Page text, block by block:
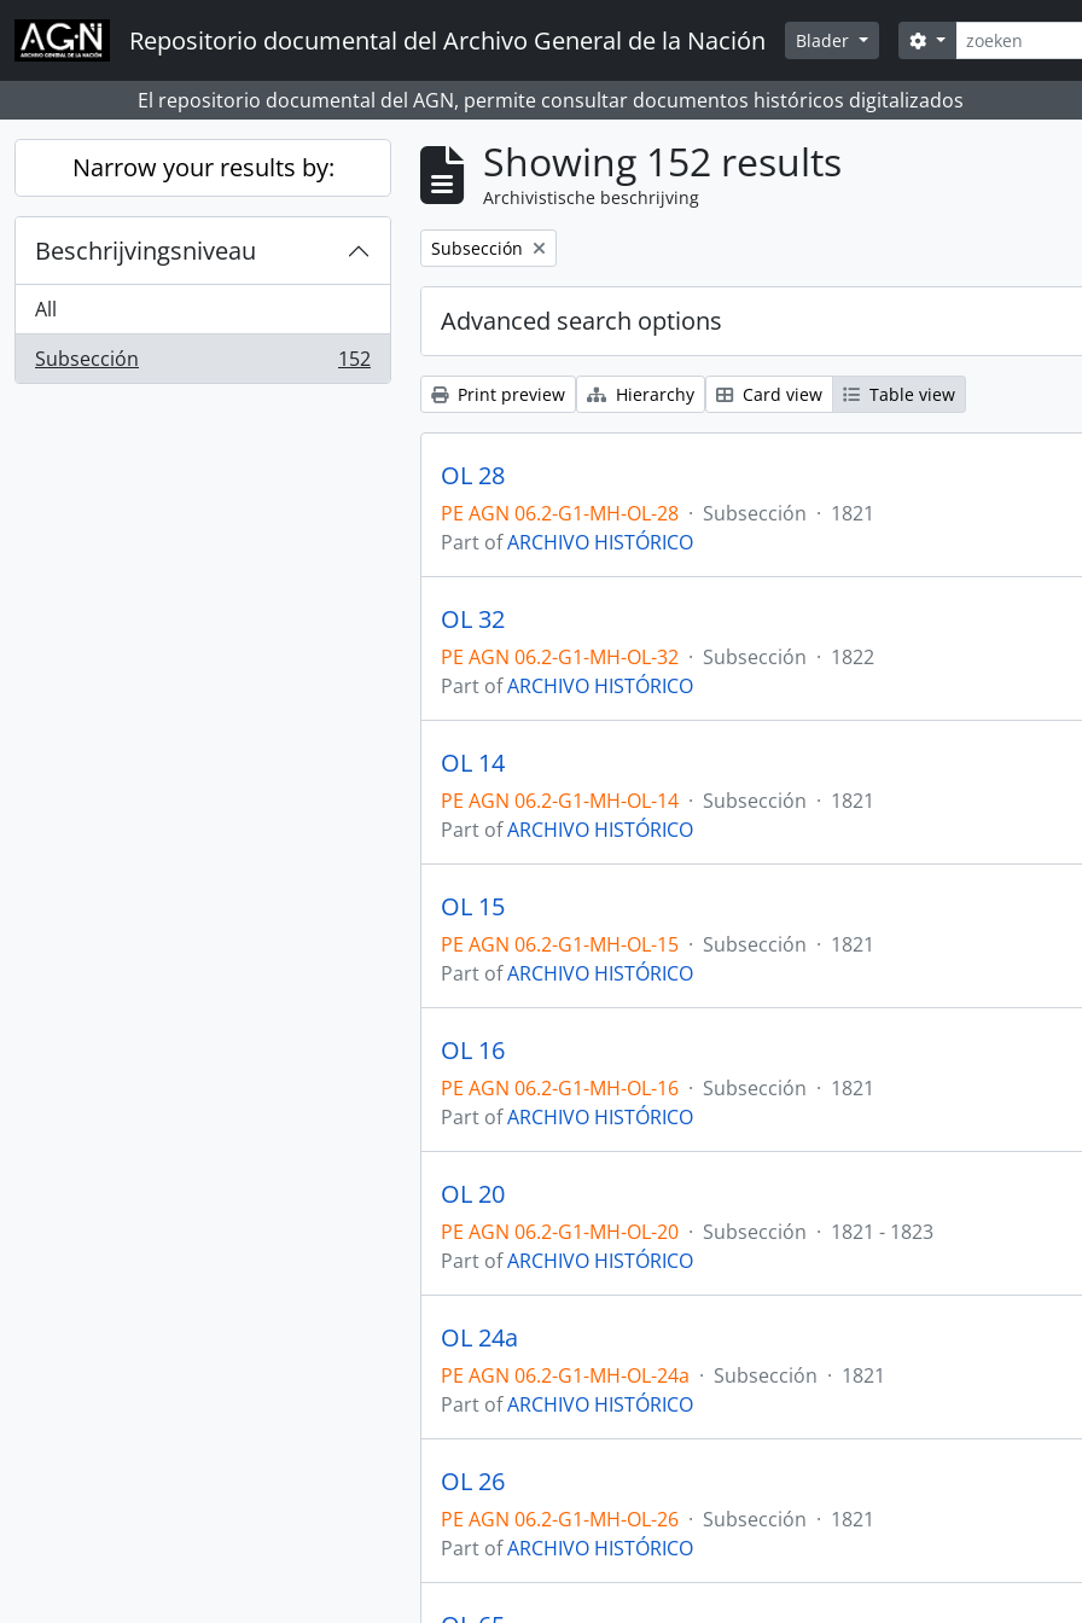
Skip to main content
Repositorio documental del Archivo General de la Nación Blader zoeken
Search options
El repositorio documental del AGN, permite consultar documentos históricos digitalizados
Narrow your results by:
Beschrijvingsniveau
All
Subsección
, 152 results 152
Showing 152 results
Archivistische beschrijving
Remove filter:
Subsección
Advanced search options
Print preview Hierarchy Card view Table view
OL 28
PE AGN 06.2-G1-MH-OL-28 · Subsección · 1821
Part ofARCHIVO HISTÓRICO
OL 32
PE AGN 06.2-G1-MH-OL-32 · Subsección · 1822
Part ofARCHIVO HISTÓRICO
OL 14
PE AGN 06.2-G1-MH-OL-14 · Subsección · 1821
Part ofARCHIVO HISTÓRICO
OL 15
PE AGN 06.2-G1-MH-OL-15 · Subsección · 1821
Part ofARCHIVO HISTÓRICO
OL 16
PE AGN 06.2-G1-MH-OL-16 · Subsección · 1821
Part ofARCHIVO HISTÓRICO
OL 20
PE AGN 06.2-G1-MH-OL-20 · Subsección · 1821 - 1823
Part ofARCHIVO HISTÓRICO
OL 24a
PE AGN 06.2-G1-MH-OL-24a · Subsección · 1821
Part ofARCHIVO HISTÓRICO
OL 26
PE AGN 06.2-G1-MH-OL-26 · Subsección · 1821
Part ofARCHIVO HISTÓRICO